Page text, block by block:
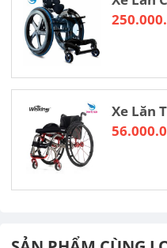
Xe Lăn